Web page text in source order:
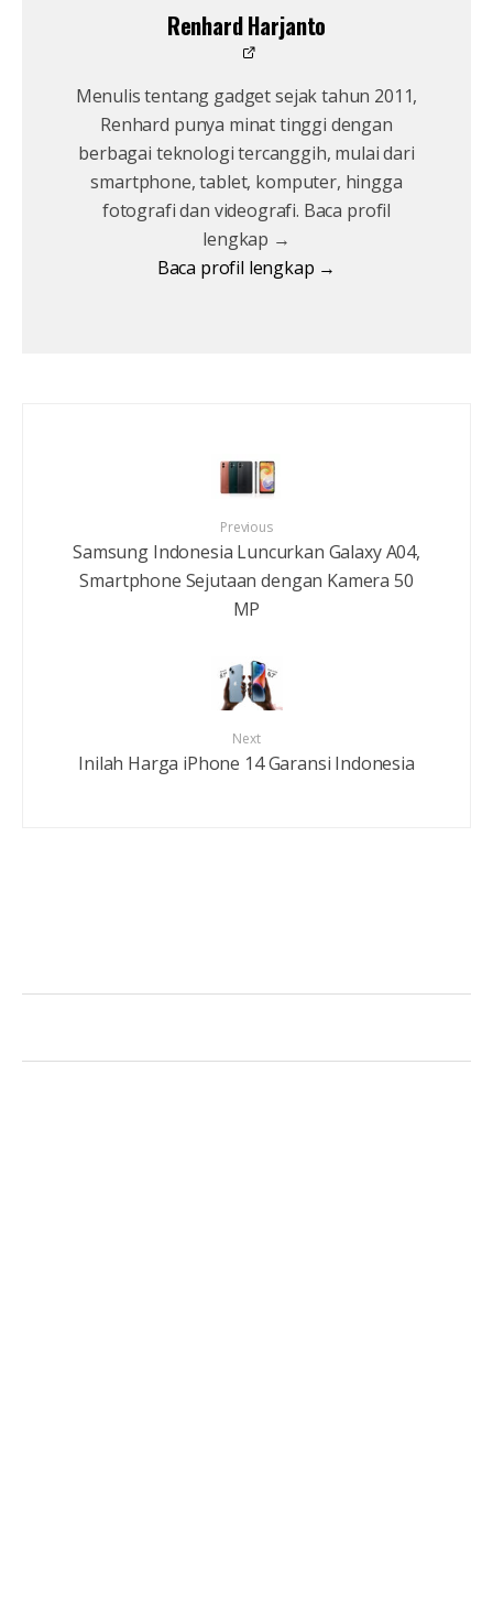
Renhard Harjanto
Menulis tentang gadget sejak tahun 2011,
Renhard punya minat tinggi dengan
berbagai teknologi tercanggih, mulai dari
smartphone, tablet, komputer, hingga
fotografi dan videografi. Baca profil
lengkap →
Baca profil lengkap →
Previous
Samsung Indonesia Luncurkan Galaxy A04,
Smartphone Sejutaan dengan Kamera 50
MP
Next
Inilah Harga iPhone 14 Garansi Indonesia